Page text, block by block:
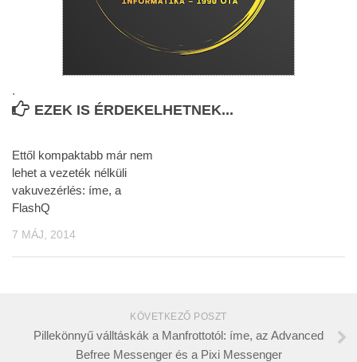
.
EZEK IS ÉRDEKELHETNEK...
Ettől kompaktabb már nem
lehet a vezeték nélküli
vakuvezérlés: íme, a
FlashQ
7 MÁJ, 2014
KÖVETKEZŐ POSZT
Pillekönnyű válltáskák a Manfrottotól: íme, az Advanced
Befree Messenger és a Pixi Messenger